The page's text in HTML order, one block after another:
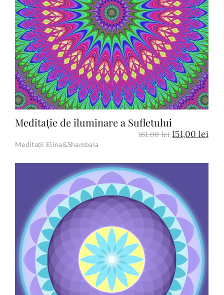
Add to Cart
Meditație de iluminare a Sufletului
161,00lei 151,00lei
Meditații Elina&Shambala
Add to Cart